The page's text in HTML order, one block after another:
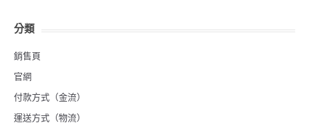
分類
銷售頁
官網
付款方式（金流）
運送方式（物流）